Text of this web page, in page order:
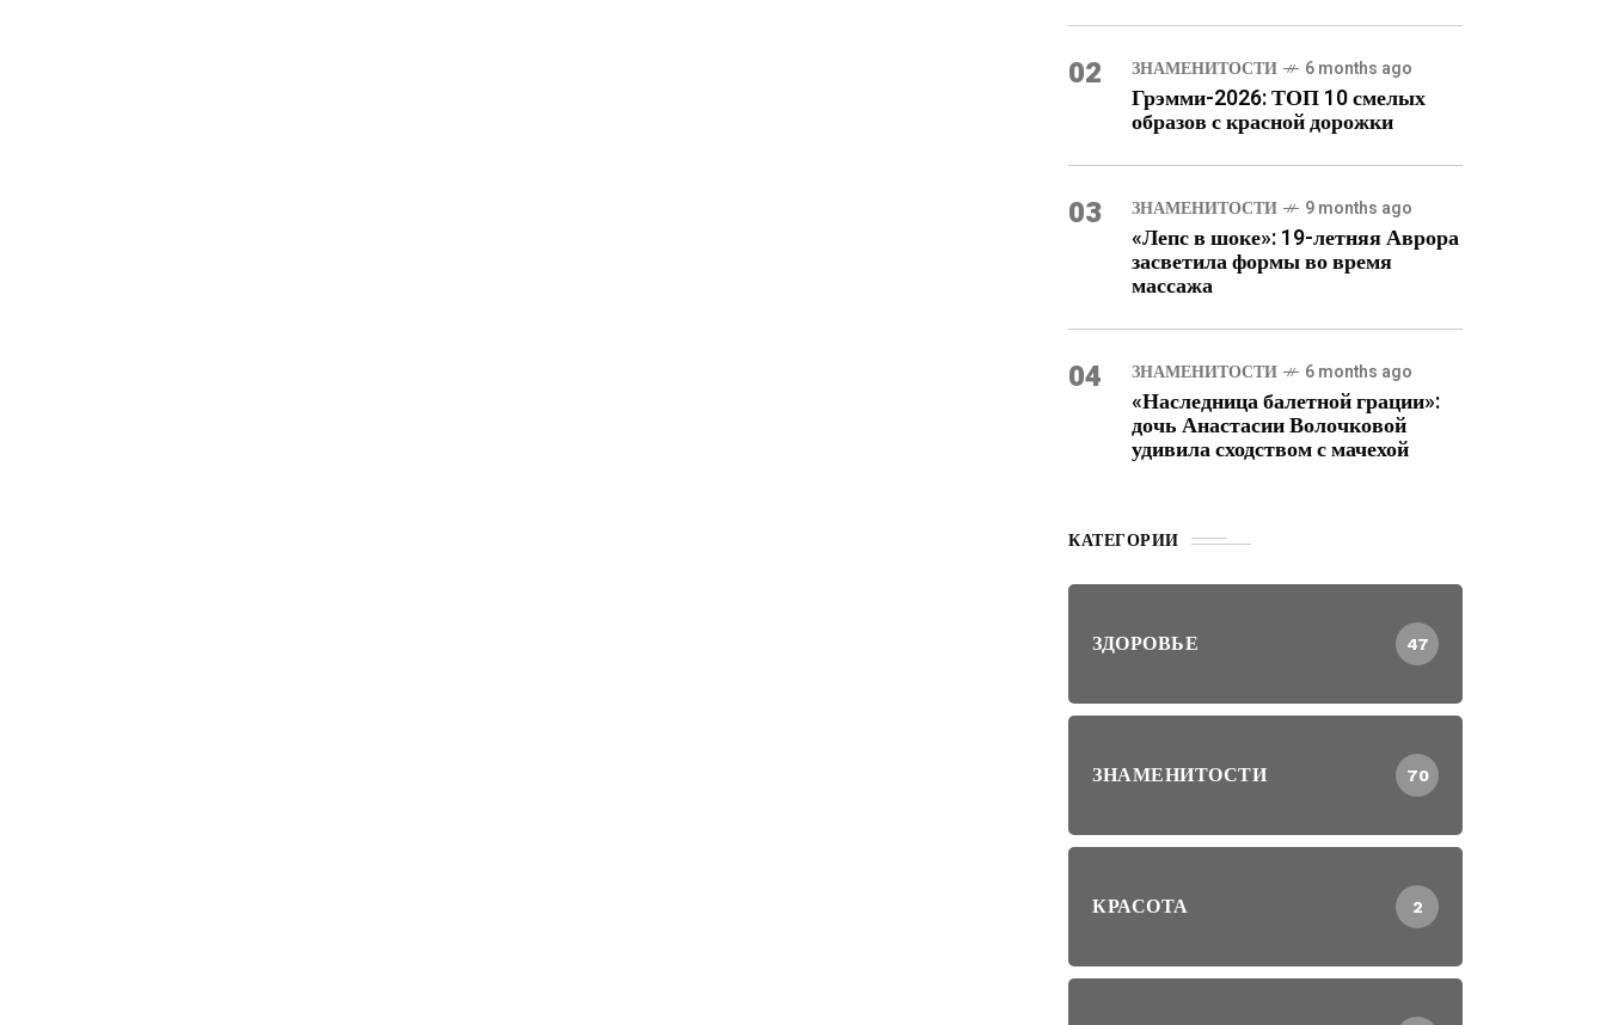
02 ЗНАМЕНИТОСТИ 6 months ago
Грэмми-2026: ТОП 10 смелых
образов с красной дорожки
03 ЗНАМЕНИТОСТИ 9 months ago
«Лепс в шоке»: 19-летняя Аврора
засветила формы во время
массажа
04 ЗНАМЕНИТОСТИ 6 months ago
«Наследница балетной грации»:
дочь Анастасии Волочковой
удивила сходством с мачехой
КАТЕГОРИИ
ЗДОРОВЬЕ 47
ЗНАМЕНИТОСТИ 70
КРАСОТА 2